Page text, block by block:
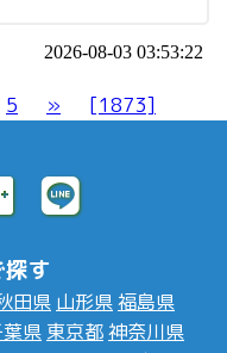
2026-08-03 03:53:22
5 » [1873]
す
田県 山形県福島県
県 東京都神奈川県